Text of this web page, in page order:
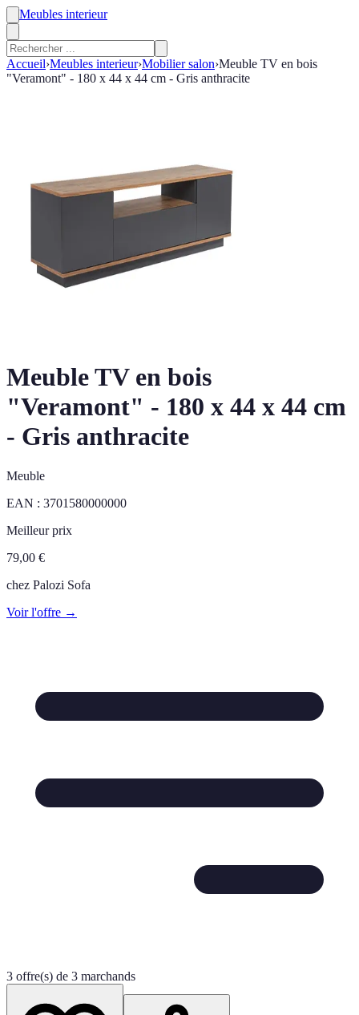
Meubles interieur
Accueil›Meubles interieur›Mobilier salon›Meuble TV en bois
"Veramont" - 180 x 44 x 44 cm - Gris anthracite
Meuble TV en bois
"Veramont" - 180 x 44 x 44 cm
- Gris anthracite
Meuble
EAN : 3701580000000
Meilleur prix
79,00 €
chez Palozi Sofa
Voir l'offre →
3 offre(s) de 3 marchands